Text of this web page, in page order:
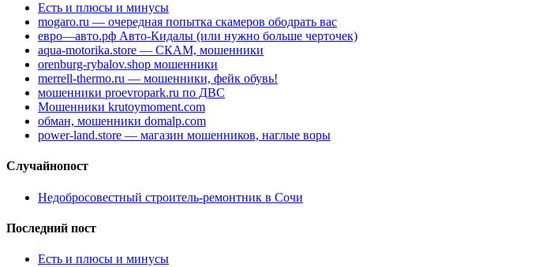
Есть и плюсы и минусы
mogaro.ru — очередная попытка скамеров ободрать вас
евро—авто.рф Авто-Кидалы (или нужно больше черточек)
aqua-motorika.store — СКАМ, мошенники
orenburg-rybalov.shop мошенники
merrell-thermo.ru — мошенники, фейк обувь!
мошенники proevropark.ru по ДВС
Мошенники krutoymoment.com
обман, мошенники domalp.com
power-land.store — магазин мошенников, наглые воры
Случайнопост
Недобросовестный строитель-ремонтник в Сочи
Последний пост
Есть и плюсы и минусы